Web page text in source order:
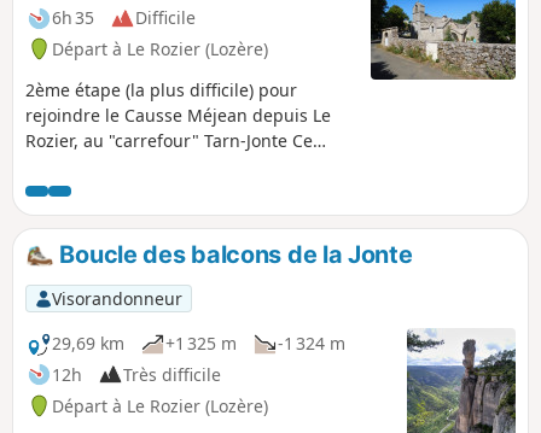
6h 35
Difficile
Départ à Le Rozier (Lozère)
2ème étape (la plus difficile) pour
rejoindre le Causse Méjean depuis Le
Rozier, au "carrefour" Tarn-Jonte Ce
autorisation, celui de Netra : Du Rozier à
La Viale par les Corniches de la Jonte..
Suite au choix d'un hébergement
différent, l'itinéraire a été modifié à
partir des Arcs de Saint-Pierre (10).
Boucle des balcons de la Jonte
Visorandonneur
29,69 km
+1 325 m
-1 324 m
12h
Très difficile
Départ à Le Rozier (Lozère)